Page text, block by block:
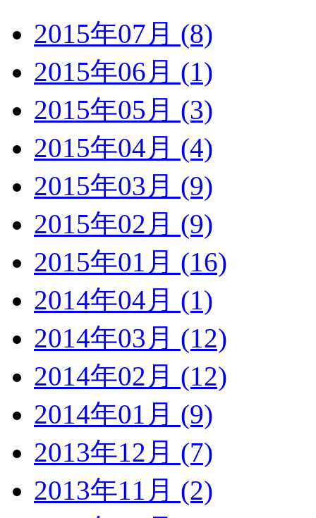
2015年07月 (8)
2015年06月 (1)
2015年05月 (3)
2015年04月 (4)
2015年03月 (9)
2015年02月 (9)
2015年01月 (16)
2014年04月 (1)
2014年03月 (12)
2014年02月 (12)
2014年01月 (9)
2013年12月 (7)
2013年11月 (2)